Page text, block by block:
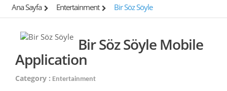
Ana Sayfa Entertainment Bir Söz Söyle
Bir Söz Söyle Mobile
Application
Category : Entertainment